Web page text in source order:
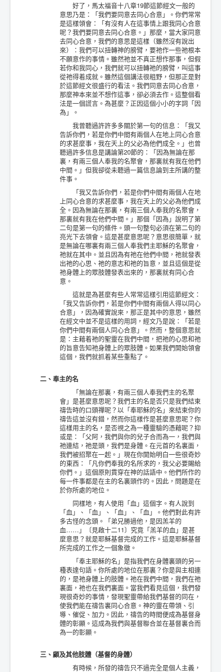
好了，馬太福音十八章19節這節經文一般的
意思乃是：「我們要同意去同心合意」。你們常常
是這樣領會：「有沒有人在這事情上跟我同心合意
呢？我們要同意去同心合意。」那麼，當大家同意
去同心合意，我們的意思是這樣（雖然沒有說出
來）：我們可以扭轉神的膀臂，要祂作一些祂根本
不願意作的事情。雖然祂並不真正想作那事，但假
若你和我同心，我們就可以扭轉祂的膀臂，叫這事
從祂得着成就。雖然這個講法很粗野，但那正是對
於這節經文很盛行的看法。我們同意去同心合意，
那麼神本來並不想作這事，卻必須去作。這整個看
法是一個謊言。為甚麼？正因這個小小的字詞「因
為」。
我曾聽過許許多多關於第一句的信息：「我又
告訴你們，若是你們中間有兩個人在地上同心合意
的求甚麼事，我在天上的父必為他們成全。」也曾
聽過許多信息是講論第20節的：「因為無論在那
裏，有兩三個人奉我的名聚會，那裏就有我在他們
中間。」但我卻從未聽過一篇信息論到主所講的整
件事。
「我又告訴你們，若是你們中間有兩個人在地
上同心合意的求甚麼事，我在天上的父必為他們成
全。因為無論在那裏，有兩三個人奉我的名聚會，
那裏就有我在他們中間。」那個「因為」說明了第
二句是第一句的條件。頭一句整句必須在第二句的
亮光下去領會。這是甚麼意思呢？意思很簡單，就
是無論在哪裏有兩三個人奉我們主耶穌的名聚會，
祂就在其中。並且因為有祂在他們中間，祂就發表
出祂的心思、祂的意志和祂的旨意，並且這個是從
祂身體上的眾肢體發表出來的，那裏就有同心合
意。
這就是為甚麼有些人常常這樣引用這節經文：
「我又告訴你們，若是你們中間有兩個人得以同心
合意」，因為確實說來，那正是其中的意思，雖然
在經文中並不是這樣的用詞，經文乃是說：「若是
你們中間有兩個人同心合意」。然而，整個意思就
是：主藉着祂的聖靈在我們中間，把祂的心思和祂
的旨意告知祂身體上的眾肢體。如果我們開始領會
這個，我們就抓着某些重點了。
二、奉主的名
「無論在那裏，有兩三個人奉我們主的名聚
會」是甚麼意思呢？我們主的名是否只是我們結束
禱告時的口頭禪呢？以「奉耶穌的名」來結束你的
禱告這並沒有錯，然而你這樣作是甚麼意思呢？你
這樣用主的名，是否視之為一種靈驗的憑藉呢？抑
或是：「父阿，我們與你的兒子合而為一，我們與
祂連結，祂是頭，我們是身體。在元首的名裏面，
我們被招聚在一起。」現在你開始明白一些很奇妙
的東西：「凡你們奉我的名所求的，我父必要賜給
你們。」這個原則貫穿在神的話語中。他們所作的
每一件事都是在主的名裏頭作的。因此，問題是在
於你所處的地位。
同樣地，有人使用「血」這個字。有人說到
「血」、「血」、「血」、「血」。他們對此有許
多古怪的念頭。「弟兄勝過他，是因羔羊的
血……」〔見啟十二11〕究竟「羔羊的血」是甚
麼意思？就是耶穌基督完成的工作。這是耶穌基督
所完成的工作之一個象徵。
「奉主耶穌的名」是指我們在身體裏頭的另一
種表達句語。你所處的地位在那裏？你是與主相連
的，是祂身體上的肢體。祂在我們中間，我們在祂
裏面，祂也在我們裏面。當我們看見這個，我們發
現很奇妙的事情，發現聖靈帶給我們基督的同在，
使我們能在禱告裏同心合意。神的靈在帶領、引
導、催促、加力。因此，禱告的時間便成為基督身
體的彰顯。這成為我們與基督聯合並在基督裏合而
為一的彰顯。
三、顧及其他肢體（基督的身體）
有時候，所發的禱告只不過完全是個人主義，